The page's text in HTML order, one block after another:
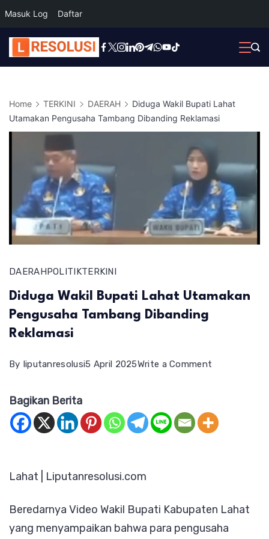
Masuk Log Daftar
Skip
to
Home TERKINI DAERAH
Diduga Wakil Bupati Lahat
Utamakan Pengusaha Tambang Dibanding Reklamasi
DAERAHPOLITIKTERKINI
Diduga Wakil Bupati Lahat Utamakan
Pengusaha Tambang Dibanding
Reklamasi
By liputanresolusi5 April 2025Write a Comment
Bupati
Dibanding
Reklamasi
Bagikan Berita
Lahat | Liputanresolusi.com
Beredarnya Video Wakil Bupati Kabupaten Lahat
yang menyampaikan bahwa para pengusaha